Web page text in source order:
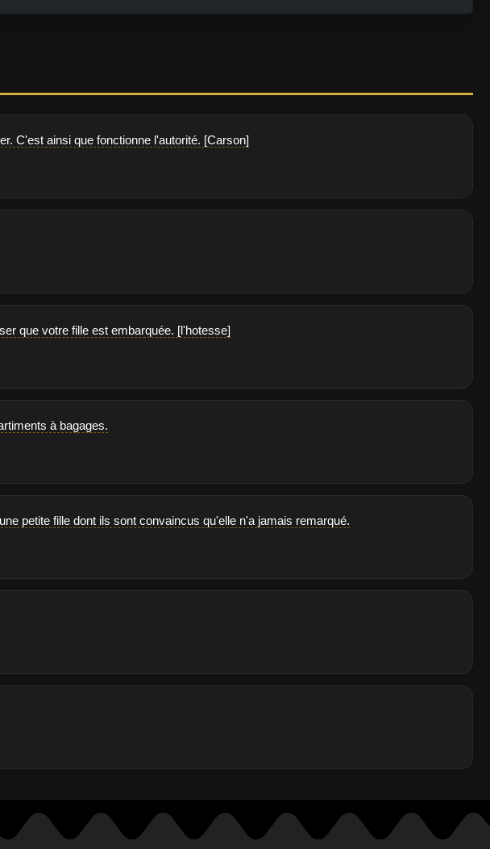
C'est ainsi que fonctionne l'autorité. [Carson]
que votre fille est embarquée. [l'hotesse]
à bagages.
petite fille dont ils sont convaincus qu'elle n'a jamais remarqué.